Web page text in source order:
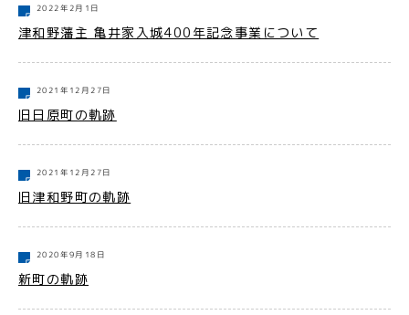
2022年2月1日
津和野藩主 亀井家入城400年記念事業について
2021年12月27日
旧日原町の軌跡
2021年12月27日
旧津和野町の軌跡
2020年9月18日
新町の軌跡